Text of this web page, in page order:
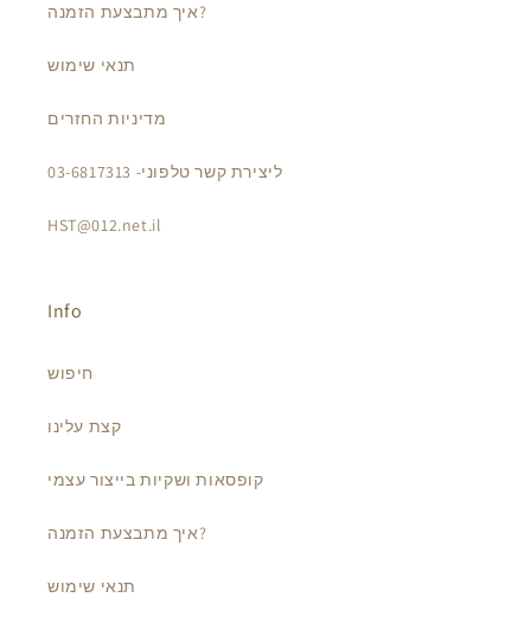
איך מתבצעת הזמנה?
תנאי שימוש
מדיניות החזרים
ליצירת קשר טלפוני- 03-6817313
HST@012.net.il
Info
חיפוש
קצת עלינו
קופסאות ושקיות בייצור עצמי
איך מתבצעת הזמנה?
תנאי שימוש